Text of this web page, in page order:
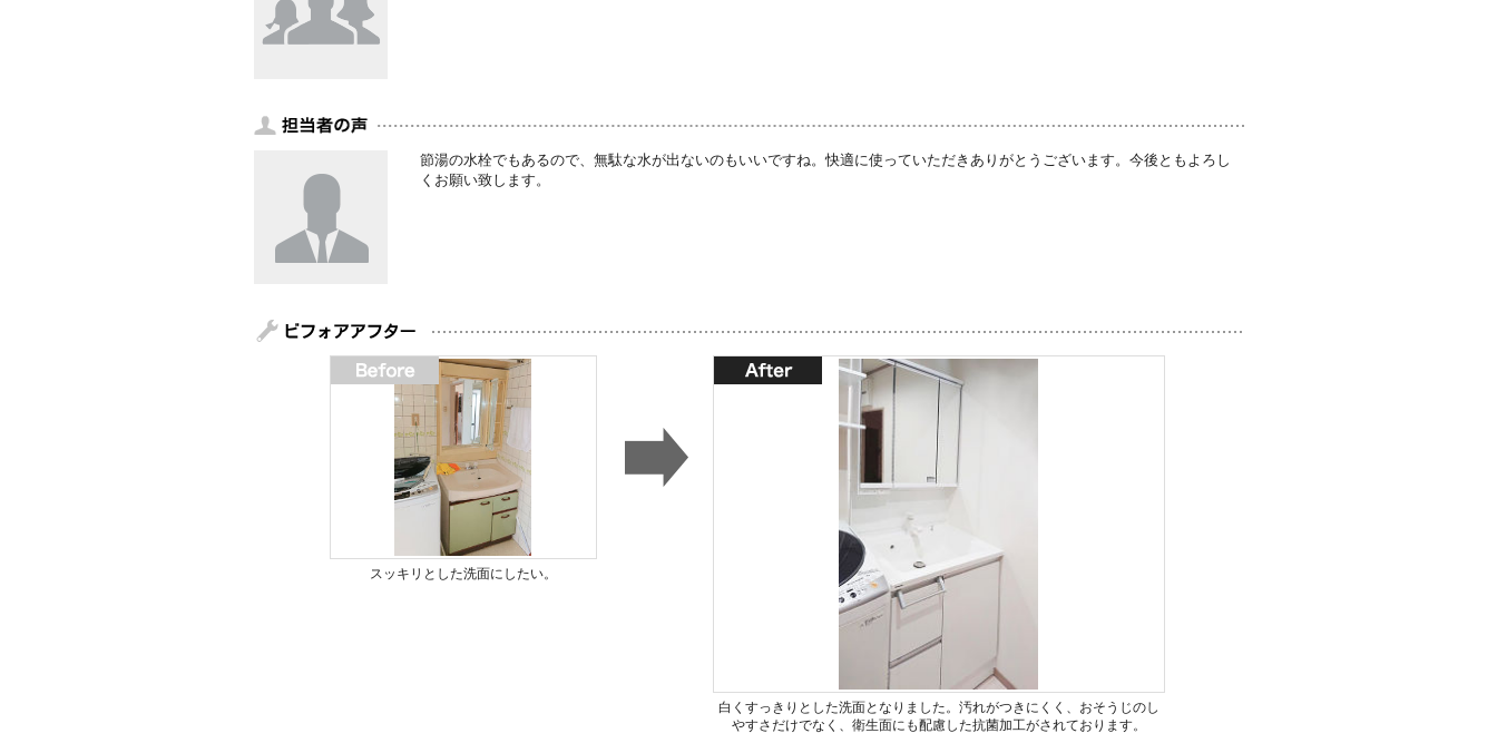
節湯の水栓でもあるので、無駄な水が出ないのもいいですね。快適に使っていただきありがとうございます。今後ともよろし
くお願い致します。
スッキリとした洗面にしたい。
白くすっきりとした洗面となりました。汚れがつきにくく、おそうじのし
やすさだけでなく、衛生面にも配慮した抗菌加工がされております。